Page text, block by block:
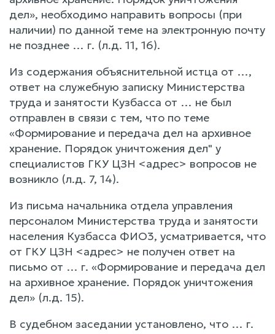
дел», необходимо направить вопросы (при
наличии) по данной теме на электронную почту
не позднее … г. (л.д. 11, 16).
Из содержания объяснительной истца от …,
ответ на служебную записку Министерства
труда и занятости Кузбасса от … не был
отправлен в связи с тем, что по теме
«Формирование и передача дел на архивное
хранение. Порядок уничтожения дел" у
специалистов ГКУ ЦЗН <адрес> вопросов не
возникло (л.д. 7, 14).
Из письма начальника отдела управления
персоналом Министерства труда и занятости
населения Кузбасса ФИО3, усматривается, что
от ГКУ ЦЗН <адрес> не получен ответ на
письмо от … г. «Формирование и передача дел
на архивное хранение. Порядок уничтожения
дел» (л.д. 15).
В судебном заседании установлено, что … г.